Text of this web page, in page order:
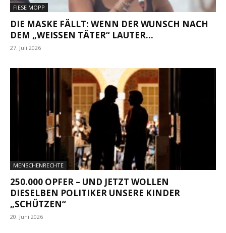
FIESE MÖPP
DIE MASKE FÄLLT: WENN DER WUNSCH NACH
DEM „WEISSEN TÄTER“ LAUTER...
27. Juli 2026
MENSCHENRECHTE
250.000 OPFER – UND JETZT WOLLEN
DIESELBEN POLITIKER UNSERE KINDER
„SCHÜTZEN“
20. Juni 2026